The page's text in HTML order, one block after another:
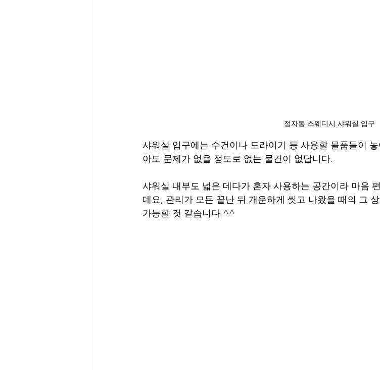
정자동 스웨디시 샤워실 입구
샤워실 입구에는 수건이나 드라이기 등 사용할 물품들이
아도 문제가 없을 정도로 없는 물건이 없답니다.
샤워실 내부도 넓은 데다가 혼자 사용하는 공간이라 마음
데요, 관리가 모든 끝난 뒤 개운하게 씻고 나왔을 때의 그
가능할 것 같습니다 ^^